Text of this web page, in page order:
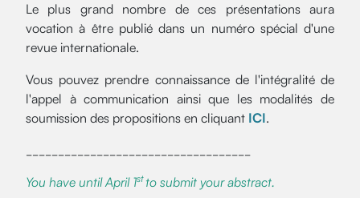
Le plus grand nombre de ces présentations aura
vocation à être publié dans un numéro spécial d'une
revue internationale.
Vous pouvez prendre connaissance de l'intégralité de
l'appel à communication ainsi que les modalités de
soumission des propositions en cliquant ICI.
You have until April 1stto submit your abstract.